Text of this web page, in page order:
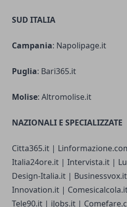
SUD ITALIA
Campania: Napolipage.it
Puglia: Bari365.it
Molise: Altromolise.it
NAZIONALI E SPECIALIZZATE
Citta365.it |
Italia24ore.it | Intervista.it |
Design-Italia.it |
Innovation.it |
Tele90.it | iJobs.it |